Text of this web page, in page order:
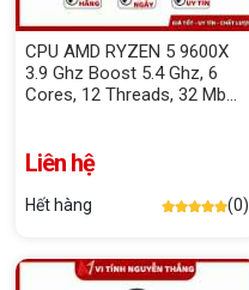
CPU AMD RYZEN 5 9600X
3.9 Ghz Boost 5.4 Ghz, 6
Cores, 12 Threads, 32 Mb
Liên hệ
Hết hàng (0)